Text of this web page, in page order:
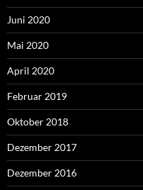
Juni 2020
Mai 2020
April 2020
Februar 2019
Oktober 2018
Dezember 2017
Dezember 2016